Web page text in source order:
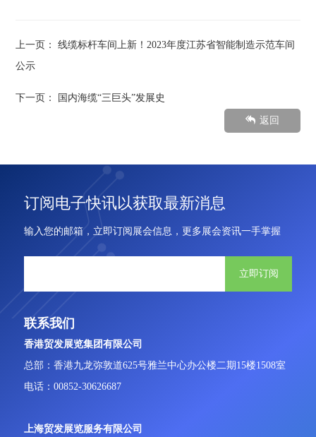
上一页：线缆标杆车间上新！2023年度江苏省智能制造示范车间
公示
下一页： 国内海缆“三巨头”发展史
返回
订阅电子快讯以获取最新消息
输入您的邮箱，立即订阅展会信息，更多展会资讯一手掌握
立即订阅
联系我们
香港贸发展览集团有限公司
总部：香港九龙弥敦道625号雅兰中心办公楼二期15楼1508室
电话：00852-30626687
上海贸发展览服务有限公司